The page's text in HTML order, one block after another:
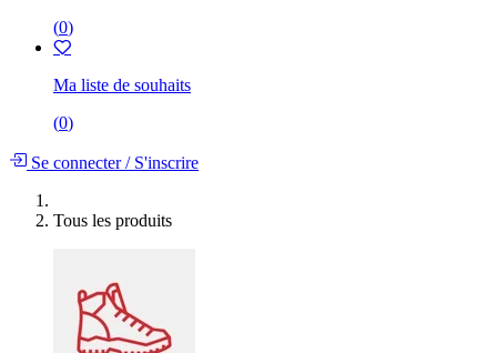
(0)
Ma liste de souhaits
(0)
Se connecter/S'inscrire
Tous les produits